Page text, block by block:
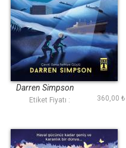
Anı Hırsızları
Darren Simpson
Etiket Fiyatı : 360,00 ₺